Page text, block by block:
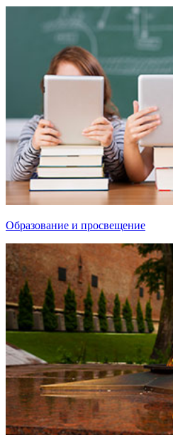
Образование и просвещение